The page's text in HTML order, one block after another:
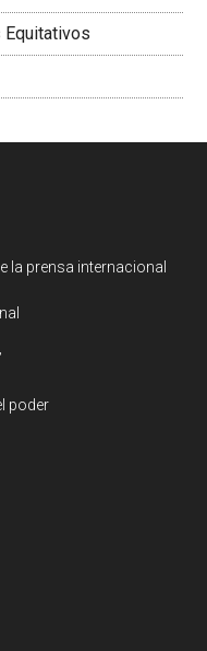
Equitativos
la prensa internacional
poder